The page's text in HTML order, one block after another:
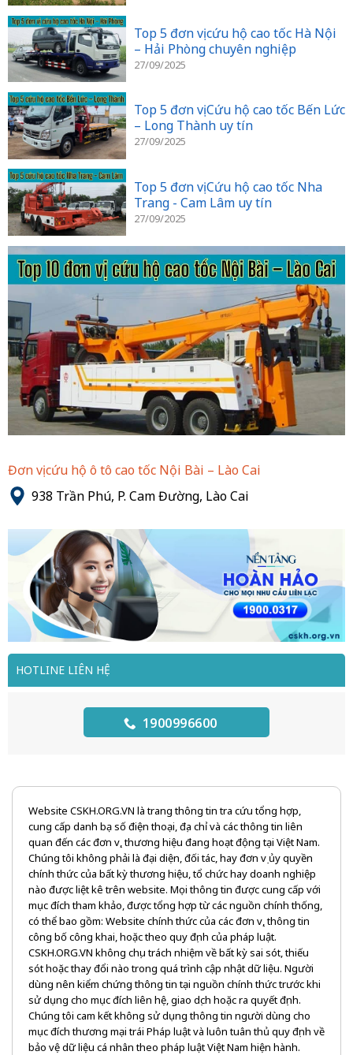
Đơn vị cứu hộ ô tô cao tốc Nội Bài – Lào Cai
938 Trần Phú, P. Cam Đường, Lào Cai
HOTLINE LIÊN HỆ
1900996600
Top 5 đơn vị cứu hộ cao tốc Hà Nội
– Hải Phòng chuyên nghiệp
27/09/2025
Top 5 đơn vị Cứu hộ cao tốc Bến Lức
– Long Thành uy tín
27/09/2025
Top 5 đơn vị Cứu hộ cao tốc Nha
Trang - Cam Lâm uy tín
27/09/2025
Website CSKH.ORG.VN là trang thông tin tra cứu tổng hợp,
cung cấp danh bạ số điện thoại, địa chỉ và các thông tin liên
quan đến các đơn vị, thương hiệu đang hoạt động tại Việt Nam.
Chúng tôi không phải là đại diện, đối tác, hay đơn vị ủy quyền
chính thức của bất kỳ thương hiệu, tổ chức hay doanh nghiệp
nào được liệt kê trên website. Mọi thông tin được cung cấp với
mục đích tham khảo, được tổng hợp từ các nguồn chính thống,
có thể bao gồm: Website chính thức của các đơn vị, thông tin
công bố công khai, hoặc theo quy định của pháp luật.
CSKH.ORG.VN không chịu trách nhiệm về bất kỳ sai sót, thiếu
sót hoặc thay đổi nào trong quá trình cập nhật dữ liệu. Người
dùng nên kiểm chứng thông tin tại nguồn chính thức trước khi
sử dụng cho mục đích liên hệ, giao dịch hoặc ra quyết định.
Chúng tôi cam kết không sử dụng thông tin người dùng cho
mục đích thương mại trái Pháp luật và luôn tuân thủ quy định về
bảo vệ dữ liệu cá nhân theo pháp luật Việt Nam hiện hành.